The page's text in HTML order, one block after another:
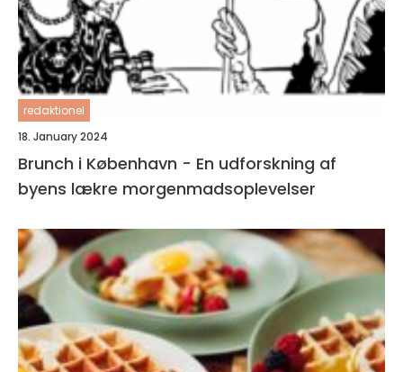
redaktionel
18. January 2024
Brunch i København - En udforskning af
byens lækre morgenmadsoplevelser